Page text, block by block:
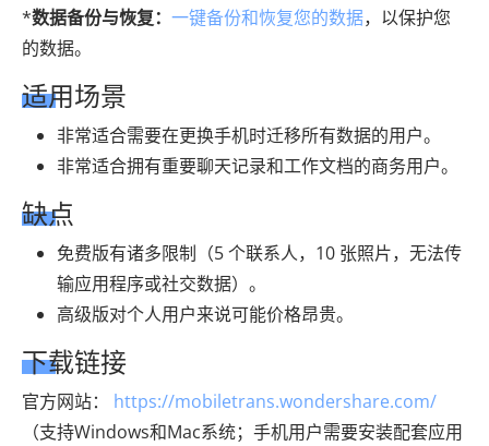
*数据备份与恢复： 一键备份和恢复您的数据，以保护您
的数据。
适用场景
非常适合需要在更换手机时迁移所有数据的用户。
非常适合拥有重要聊天记录和工作文档的商务用户。
缺点
免费版有诸多限制（5 个联系人，10 张照片，无法传
输应用程序或社交数据）。
高级版对个人用户来说可能价格昂贵。
下载链接
官方网站： https://mobiletrans.wondershare.com/
（支持Windows和Mac系统；手机用户需要安装配套应用